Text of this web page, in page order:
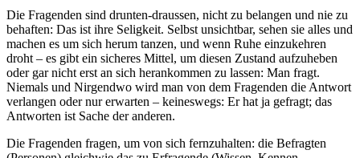
Die Fragenden sind drunten-draussen, nicht zu belangen und nie zu
behaften: Das ist ihre Seligkeit. Selbst unsichtbar, sehen sie alles und
machen es um sich herum tanzen, und wenn Ruhe einzukehren
droht – es gibt ein sicheres Mittel, um diesen Zustand aufzuheben
oder gar nicht erst an sich herankommen zu lassen: Man fragt.
Niemals und Nirgendwo wird man von dem Fragenden die Antwort
verlangen oder nur erwarten – keineswegs: Er hat ja gefragt; das
Antworten ist Sache der anderen.
Die Fragenden fragen, um von sich fernzuhalten: die Befragten